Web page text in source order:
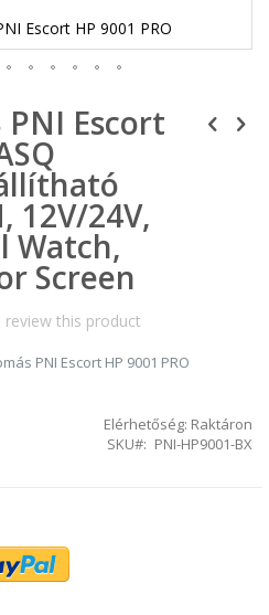
Escort HP 9001 PRO
PNI Escort
12V/24V,
Watch,
Screen
this product
PNI Escort HP 9001 PRO
Elérhetőség: Raktáron
SKU
PNI-HP9001-BX